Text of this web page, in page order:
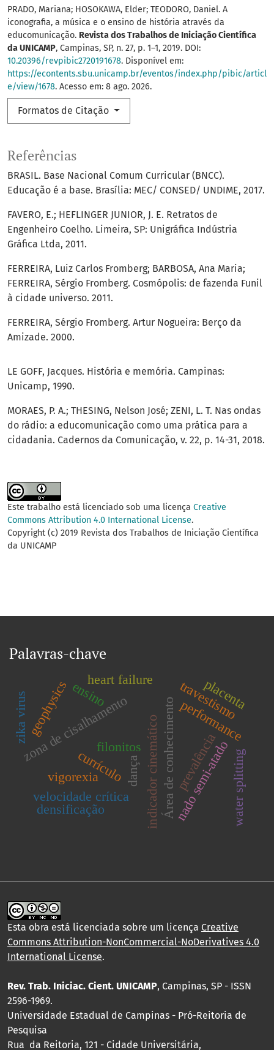
PRADO, Mariana; HOSOKAWA, Elder; TEODORO, Daniel. A
iconografia, a música e o ensino de história através da
educomunicação. Revista dos Trabalhos de Iniciação Científica
da UNICAMP, Campinas, SP, n. 27, p. 1–1, 2019. DOI:
10.20396/revpibic2720191678. Disponível em:
https://econtents.sbu.unicamp.br/eventos/index.php/pibic/articl
e/view/1678. Acesso em: 8 ago. 2026.
Formatos de Citação
Referências
BRASIL. Base Nacional Comum Curricular (BNCC).
Educação é a base. Brasília: MEC/ CONSED/ UNDIME, 2017.
FAVERO, E.; HEFLINGER JUNIOR, J. E. Retratos de
Engenheiro Coelho. Limeira, SP: Unigráfica Indústria
Gráfica Ltda, 2011.
FERREIRA, Luiz Carlos Fromberg; BARBOSA, Ana Maria;
FERREIRA, Sérgio Fromberg. Cosmópolis: de fazenda Funil
à cidade universo. 2011.
FERREIRA, Sérgio Fromberg. Artur Nogueira: Berço da
Amizade. 2000.
LE GOFF, Jacques. História e memória. Campinas:
Unicamp, 1990.
MORAES, P. A.; THESING, Nelson José; ZENI, L. T. Nas ondas
do rádio: a educomunicação como uma prática para a
cidadania. Cadernos da Comunicação, v. 22, p. 14-31, 2018.
Este trabalho está licenciado sob uma licença Creative
Commons Attribution 4.0 International License.
Copyright (c) 2019 Revista dos Trabalhos de Iniciação Científica
da UNICAMP
Palavras-chave
zona de cisalhamento indicador cinemático
filonitos
dança
ensino
Área de conhecimentonado semi-atado
velocidade crítica
performance
geophysics travestismo
currículo prevalência water splitting
vigorexia
densificação
heart failure
zika virus placenta
Esta obra está licenciada sobre um licença Creative
Commons Attribution-NonCommercial-NoDerivatives 4.0
International License.
Rev. Trab. Iniciac. Cient. UNICAMP, Campinas, SP - ISSN
2596-1969.
Universidade Estadual de Campinas - Pró-Reitoria de
Pesquisa
Rua da Reitoria, 121 - Cidade Universitária,